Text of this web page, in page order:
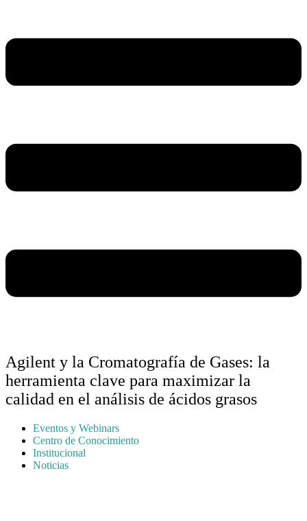
Agilent y la Cromatografía de Gases: la
herramienta clave para maximizar la
calidad en el análisis de ácidos grasos
Eventos y Webinars
Centro de Conocimiento
Institucional
Noticias